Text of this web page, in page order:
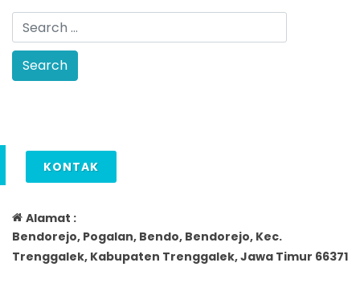
KONTAK
Alamat :
Bendorejo, Pogalan, Bendo, Bendorejo, Kec.
Trenggalek, Kabupaten Trenggalek, Jawa Timur 66371